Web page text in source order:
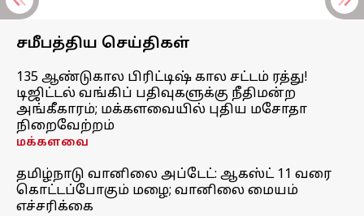
சமீபத்திய செய்திகள்
135 ஆண்டுகால பிரிட்டிஷ் கால சட்டம் ரத்து!
டிஜிட்டல் வங்கிப் பதிவுகளுக்கு நீதிமன்ற
அங்கீகாரம்; மக்களவையில் புதிய மசோதா
நிறைவேற்றம்
மக்களவை
தமிழ்நாடு வானிலை அப்டேட்: ஆகஸ்ட் 11 வரை
கொட்டப்போகும் மழை; வானிலை மையம்
எச்சரிக்கை